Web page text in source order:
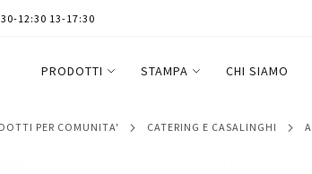
12:30 13-17:30
PRODOTTI STAMPA CHI SIAMO
PER COMUNITA' CATERING E CASALINGHI
Coffee Point -